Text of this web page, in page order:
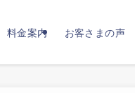
料金案内 お客さまの声